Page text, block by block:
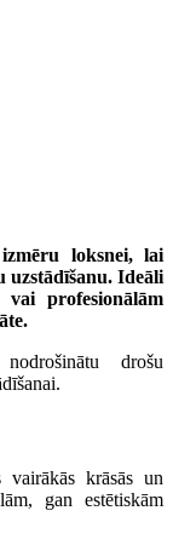
loksnei, lai
uzstādīšanu. Ideāli
vai profesionālām
drošu
vairākās krāsās un
gan estētiskām